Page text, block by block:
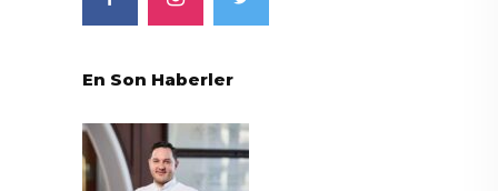
En Son Haberler